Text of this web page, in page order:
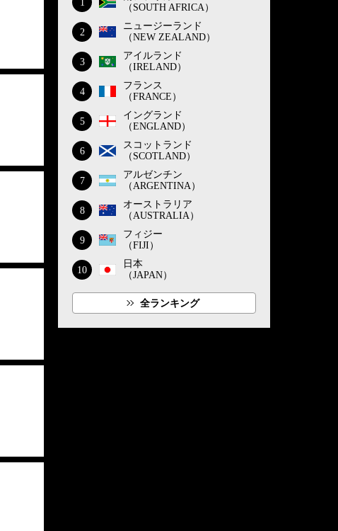
1
（SOUTH AFRICA）
2
ニュージーランド
（NEW ZEALAND）
3
アイルランド
（IRELAND）
4
フランス
（FRANCE）
5
イングランド
（ENGLAND）
6
スコットランド
（SCOTLAND）
7
アルゼンチン
（ARGENTINA）
8
オーストラリア
（AUSTRALIA）
9
フィジー
（FIJI）
10
日本
（JAPAN）
全ランキング